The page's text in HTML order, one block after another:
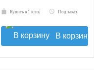
Купить в 1 клик Под заказ
В корзину